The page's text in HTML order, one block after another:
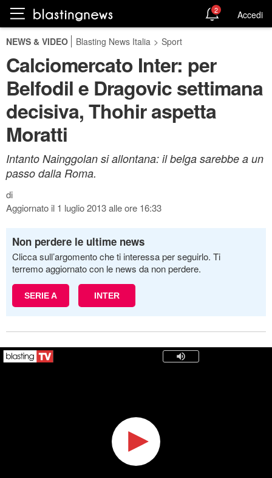
2 Accedi
NEWS & VIDEO Blasting News Italia > Sport
Calciomercato Inter: per
Belfodil e Dragovic settimana
decisiva, Thohir aspetta
Moratti
Intanto Nainggolan si allontana: il belga sarebbe a un
passo dalla Roma.
di
Aggiornato il 1 luglio 2013 alle ore 16:33
Non perdere le ultime news
Clicca sull’argomento che ti interessa per seguirlo. Ti
terremo aggiornato con le news da non perdere.
SERIE A INTER